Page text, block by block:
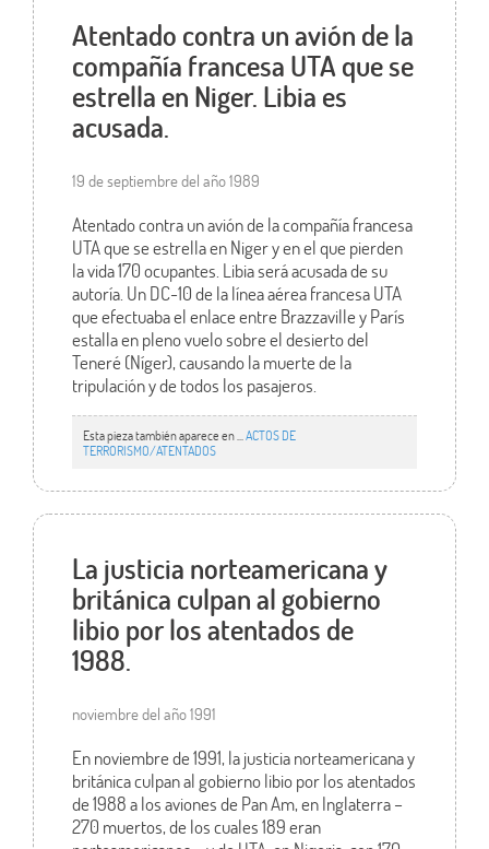
Atentado contra un avión de la
compañía francesa UTA que se
estrella en Niger. Libia es
acusada.
19 de septiembre del año 1989
Atentado contra un avión de la compañía francesa
UTA que se estrella en Niger y en el que pierden
la vida 170 ocupantes. Libia será acusada de su
autoría. Un DC-10 de la línea aérea francesa UTA
que efectuaba el enlace entre Brazzaville y París
estalla en pleno vuelo sobre el desierto del
Teneré (Níger), causando la muerte de la
tripulación y de todos los pasajeros.
Esta pieza también aparece en ... ACTOS DE
TERRORISMO/ATENTADOS
La justicia norteamericana y
británica culpan al gobierno
libio por los atentados de
1988.
noviembre del año 1991
En noviembre de 1991, la justicia norteamericana y
británica culpan al gobierno libio por los atentados
de 1988 a los aviones de Pan Am, en Inglaterra –
270 muertos, de los cuales 189 eran